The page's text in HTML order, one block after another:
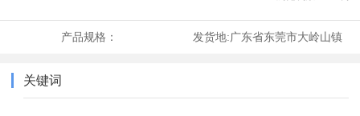
产品规格： 发货地:广东省东莞市大岭山镇
关键词